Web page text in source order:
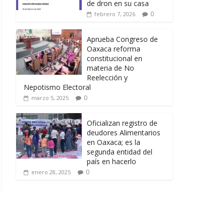
de dron en su casa
febrero 7, 2026 0
Aprueba Congreso de
Oaxaca reforma
constitucional en
materia de No
Reelección y
Nepotismo Electoral
marzo 5, 2025 0
Oficializan registro de
deudores Alimentarios
en Oaxaca; es la
segunda entidad del
país en hacerlo
enero 28, 2025 0